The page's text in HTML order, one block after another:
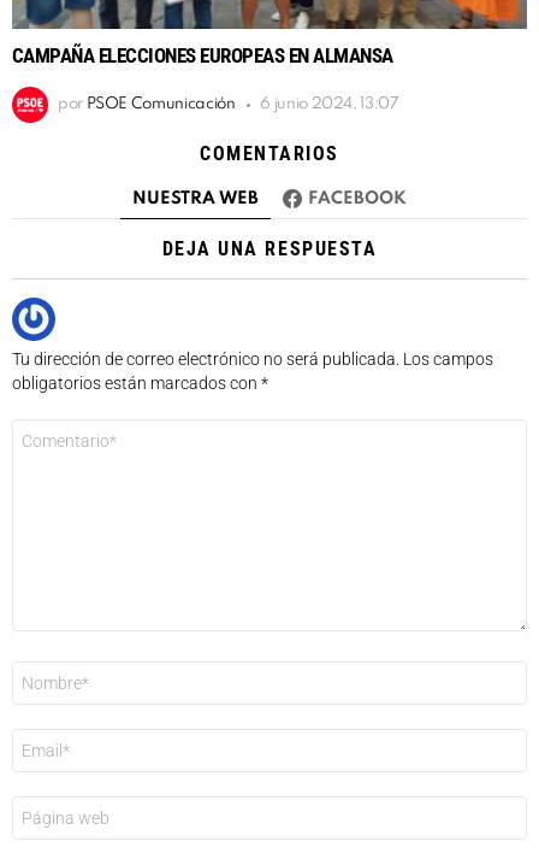
CAMPAÑA ELECCIONES EUROPEAS EN ALMANSA
por PSOE Comunicación 6 junio 2024, 13:07
COMENTARIOS
NUESTRA WEB FACEBOOK
DEJA UNA RESPUESTA
Tu dirección de correo electrónico no será publicada. Los campos
obligatorios están marcados con *
electrónico
*